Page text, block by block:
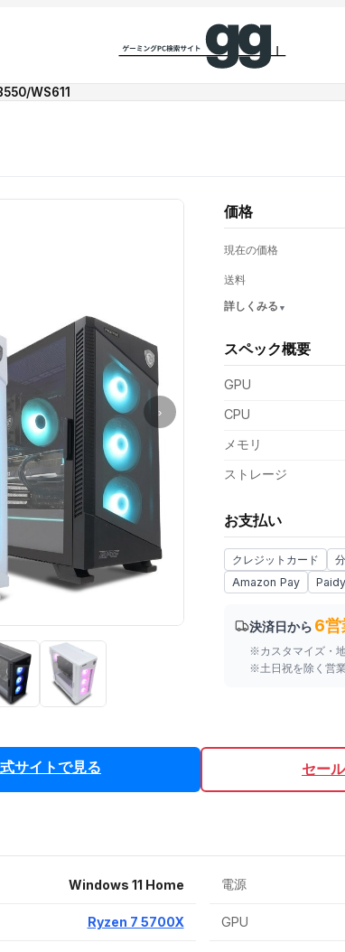
WS611
›
価格
現在の価格
送料
詳しくみる
支払い額（値引き・
スペック概要
GPU
CPU
メモリ
ストレージ
お支払い
クレジットカード
Amazon Pay
Paidy
決済日から 6営
※カスタマイズ・
※土日祝を除く営
サイトで見る セー
Windows 11 Home
Ryzen 7 5700X
電源
GPU